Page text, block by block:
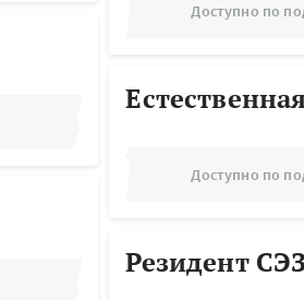
Доступно по
Доступно по
Резидент СЭЗ